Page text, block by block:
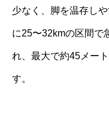
少なく、脚を温存し
に25〜32kmの区間で
れ、最大で約45メー
す。